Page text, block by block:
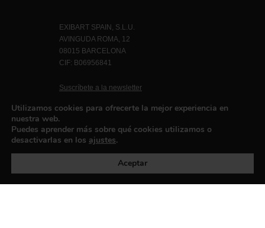
EXIBART SPAIN, S.L.U.
AVINGUDA ROMA, 12
08015 BARCELONA
CIF: B06956841
Suscríbete a la newsletter
Política de privacidad
Utilizamos cookies para ofrecerte la mejor experiencia en
nuestra web.
Puedes aprender más sobre qué cookies utilizamos o
desactivarlas en los ajustes.
Aceptar